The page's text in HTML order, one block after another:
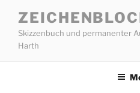
Inhalt
springen
Skizzenbuch und permanenter
Harth